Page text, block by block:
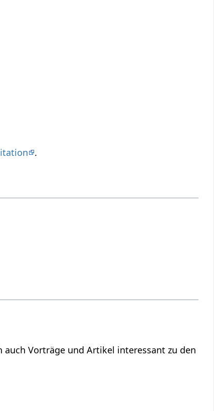
.
Vorträge und Artikel interessant zu den